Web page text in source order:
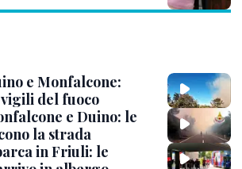
e Monfalcone:
del fuoco
e Duino: le
la strada
in Friuli: le